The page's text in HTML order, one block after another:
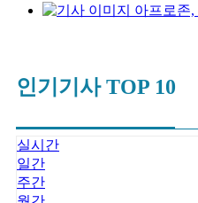
아프로존,
인기기사 TOP 10
실시간
일간
주간